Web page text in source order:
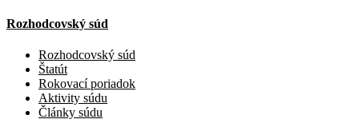
Rozhodcovský súd
Rozhodcovský súd
Štatút
Rokovací poriadok
Aktivity súdu
Články súdu